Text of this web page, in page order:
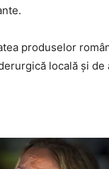
produselor
locală și